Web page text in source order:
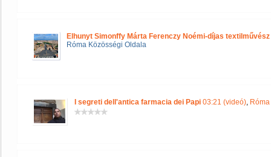
Elhunyt Simonffy Márta Ferenczy Noémi-díjas textilművész
Róma Közösségi Oldala
I segreti dell'antica farmacia dei Papi 03:21 (videó),